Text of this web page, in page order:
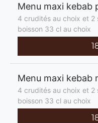
Menu maxi kebab
4 crudités au choix et 2
boisson 33 cl au choix
Menu maxi kebab
4 crudités au choix et 2
boisson 33 cl au choix